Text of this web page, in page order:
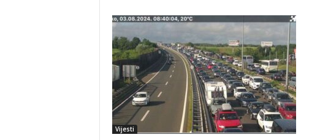
Vijesti